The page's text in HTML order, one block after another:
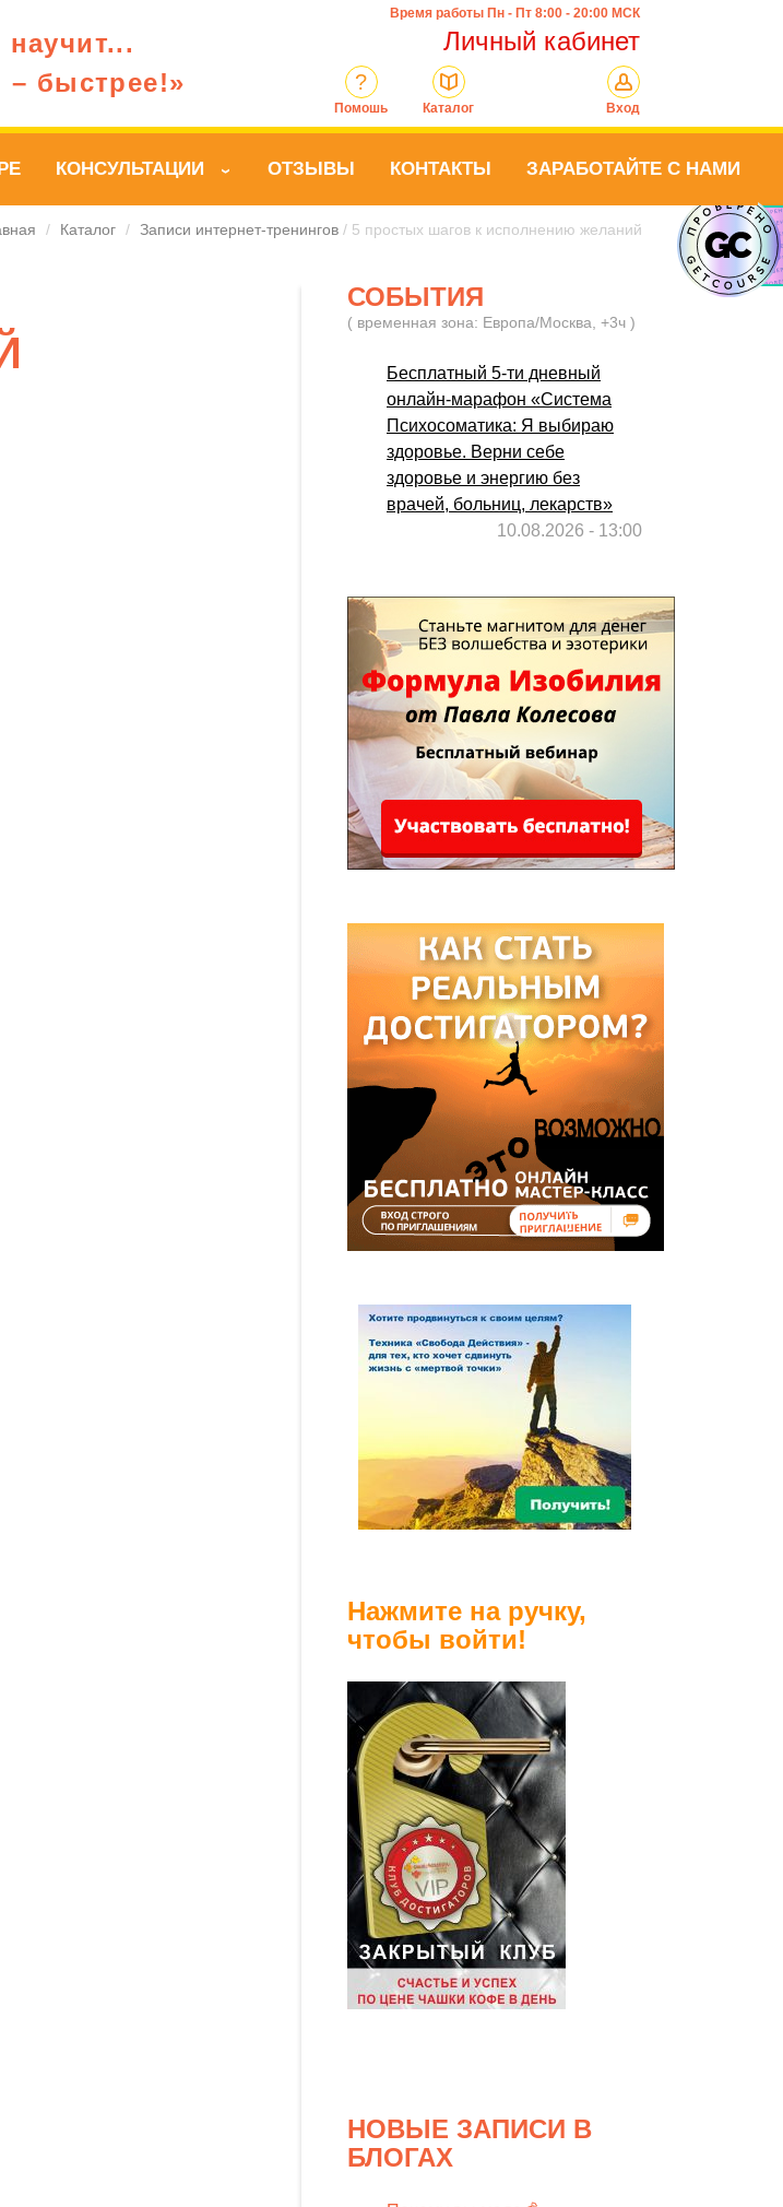
быстрее!»
Время работы Пн - Пт 8:00 - 20:00 МСК
Личный кабинет
?
Помошь Каталог Вход
КОНСУЛЬТАЦИИ › ОТЗЫВЫ КОНТАКТЫ ЗАРАБОТАЙТЕ С НАМИ
/ Каталог / Записи интернет-тренингов / 5 простых шагов к исполнению желаний
СОБЫТИЯ
( временная зона: Европа/Москва, +3ч )
Бесплатный 5-ти дневный
онлайн-марафон «Система
Психосоматика: Я выбираю
здоровье. Верни себе
здоровье и энергию без
врачей, больниц, лекарств»
10.08.2026 - 13:00
Нажмите на ручку,
чтобы войти!
НОВЫЕ ЗАПИСИ В
БЛОГАХ